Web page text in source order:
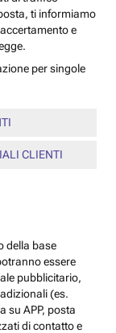
ti informiamo
e
per singole
CLIENTI
della base
essere
pubblicitario,
(es.
su APP, posta
di contatto e